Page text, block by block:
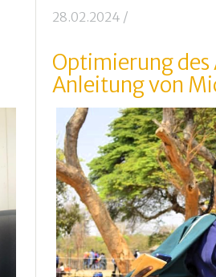
28.02.2024 /
Optimierung
Anleitung von